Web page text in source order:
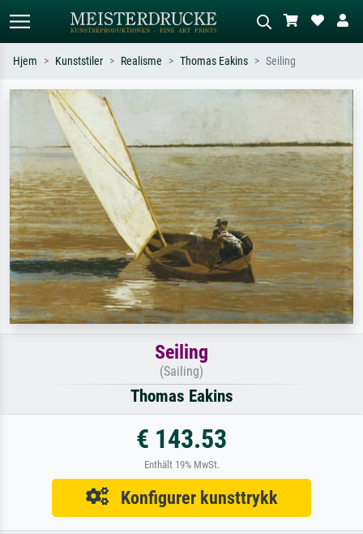
Standardsøk KI-bildesøk
Søk etter kunstner, tittel eller stil – for
eksempel Monet, Stjernenatt,
impresjonisme, Hokusai-bølgen, akt.
oljemaleri, stående akt ved et tre.
Hjem Kunststiler Realisme Thomas Eakins Seiling
Seiling
(Sailing)
Thomas Eakins
€ 143.53
Enthält 19% MwSt.
Konfigurer kunsttrykk